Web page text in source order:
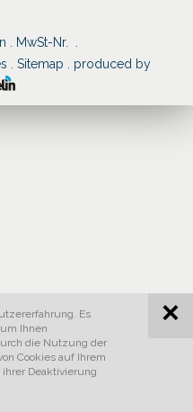
Es
Ihnen
die Nutzung der
Cookies auf Ihrem
Deaktivierung
. MwSt-Nr. .
. Sitemap . produced by